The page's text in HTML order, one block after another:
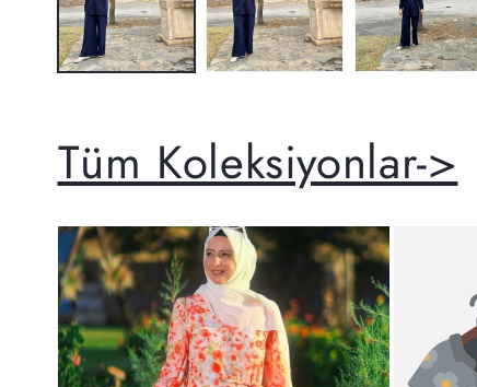
Tüm Koleksiyonlar->